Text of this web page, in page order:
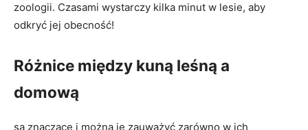
zoologii. Czasami wystarczy kilka minut w lesie, aby
odkryć jej obecność!
Różnice między kuną leśną a
domową
są znaczące i można je zauważyć zarówno w ich